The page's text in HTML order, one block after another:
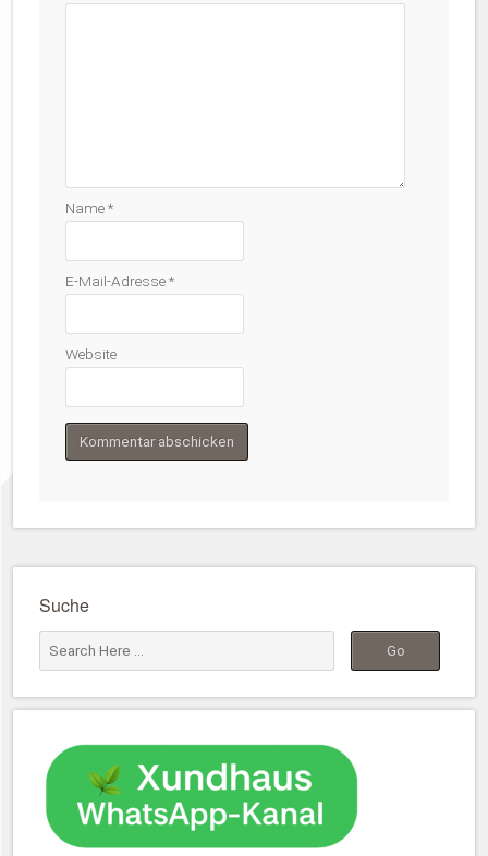
Name*
E-Mail-Adresse*
Website
Suche